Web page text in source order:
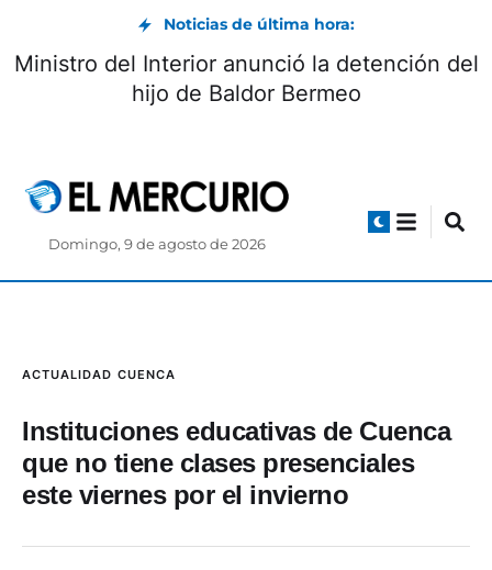
Noticias de última hora:
Ministro del Interior anunció la detención del
hijo de Baldor Bermeo
Domingo, 9 de agosto de 2026
ACTUALIDAD CUENCA
Instituciones educativas de Cuenca
que no tiene clases presenciales
este viernes por el invierno